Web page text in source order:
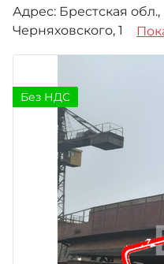
Адрес: Брестская обл.,
Черняховского, 1
Без НДС